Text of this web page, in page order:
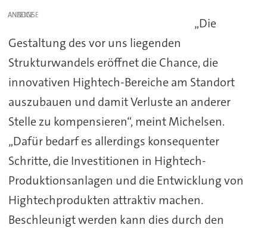
ANZEIGE
„Die
Gestaltung des vor uns liegenden
Strukturwandels eröffnet die Chance, die
innovativen Hightech-Bereiche am Standort
auszubauen und damit Verluste an anderer
Stelle zu kompensieren“, meint Michelsen.
„Dafür bedarf es allerdings konsequenter
Schritte, die Investitionen in Hightech-
Produktionsanlagen und die Entwicklung von
Hightechprodukten attraktiv machen.
Beschleunigt werden kann dies durch den